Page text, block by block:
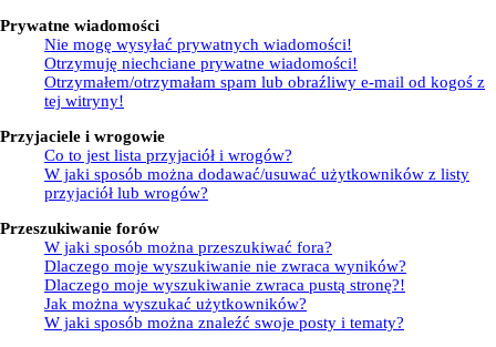
Prywatne wiadomości
Nie mogę wysyłać prywatnych wiadomości!
Otrzymuję niechciane prywatne wiadomości!
Otrzymałem/otrzymałam spam lub obraźliwy e-mail od kogoś z
tej witryny!
Przyjaciele i wrogowie
Co to jest lista przyjaciół i wrogów?
W jaki sposób można dodawać/usuwać użytkowników z listy
przyjaciół lub wrogów?
Przeszukiwanie forów
W jaki sposób można przeszukiwać fora?
Dlaczego moje wyszukiwanie nie zwraca wyników?
Dlaczego moje wyszukiwanie zwraca pustą stronę?!
Jak można wyszukać użytkowników?
W jaki sposób można znaleźć swoje posty i tematy?